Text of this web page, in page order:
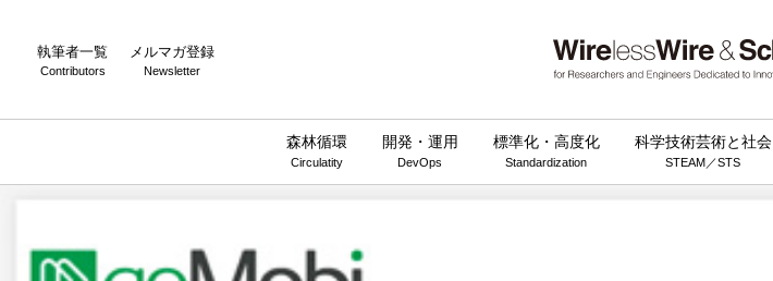
執筆者一覧
Contributors
メルマガ登録
Newsletter
森林循環
Circulatity
開発・運用
DevOps
標準化・高度化
Standardization
科学技術芸術と社会
STEAM／STS